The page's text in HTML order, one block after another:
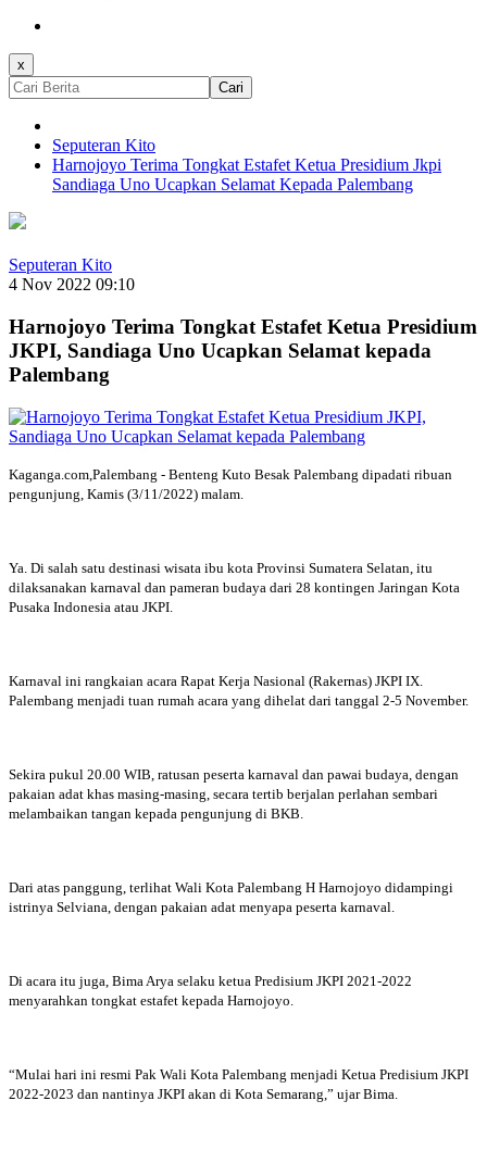
x
Cari
Seputeran Kito
Harnojoyo Terima Tongkat Estafet Ketua Presidium Jkpi
Sandiaga Uno Ucapkan Selamat Kepada Palembang
Seputeran Kito
4 Nov 2022 09:10
Harnojoyo Terima Tongkat Estafet Ketua Presidium
JKPI, Sandiaga Uno Ucapkan Selamat kepada
Palembang
Kaganga.com,Palembang - Benteng Kuto Besak Palembang dipadati ribuan
pengunjung, Kamis (3/11/2022) malam.
Ya. Di salah satu destinasi wisata ibu kota Provinsi Sumatera Selatan, itu
dilaksanakan karnaval dan pameran budaya dari 28 kontingen Jaringan Kota
Pusaka Indonesia atau JKPI.
Karnaval ini rangkaian acara Rapat Kerja Nasional (Rakernas) JKPI IX.
Palembang menjadi tuan rumah acara yang dihelat dari tanggal 2-5 November.
Sekira pukul 20.00 WIB, ratusan peserta karnaval dan pawai budaya, dengan
pakaian adat khas masing-masing, secara tertib berjalan perlahan sembari
melambaikan tangan kepada pengunjung di BKB.
Dari atas panggung, terlihat Wali Kota Palembang H Harnojoyo didampingi
istrinya Selviana, dengan pakaian adat menyapa peserta karnaval.
Di acara itu juga, Bima Arya selaku ketua Predisium JKPI 2021-2022
menyarahkan tongkat estafet kepada Harnojoyo.
“Mulai hari ini resmi Pak Wali Kota Palembang menjadi Ketua Predisium JKPI
2022-2023 dan nantinya JKPI akan di Kota Semarang,” ujar Bima.